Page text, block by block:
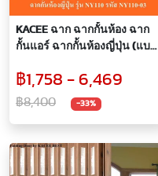
KACEE ฉาก ฉากกั้นห้อง ฉาก
กั้นแอร์ ฉากกั้นห้องญี่ปุ่น (แบบ
กระจกลายใบไผ่ (พรีออเดอร์ 7
วัน)
฿1,758 - 6,469
฿8,400 -33%